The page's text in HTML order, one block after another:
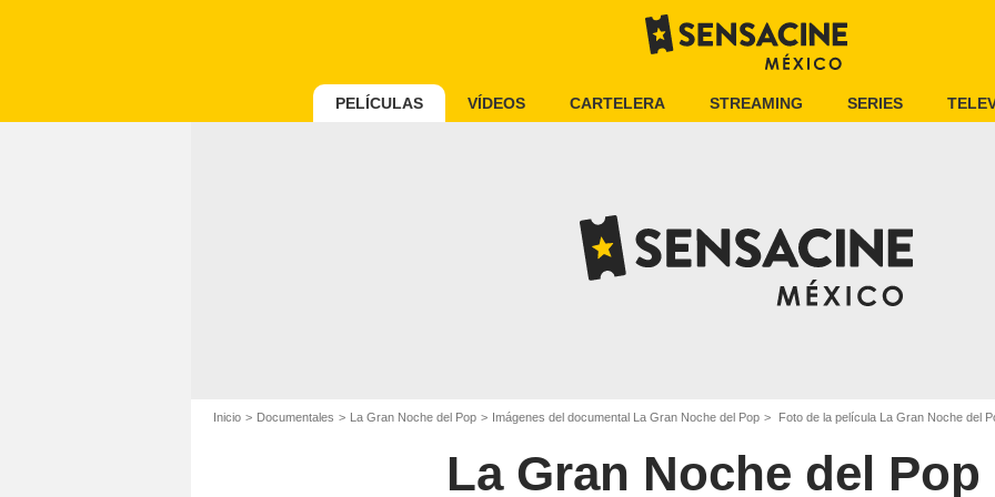
PELÍCULAS VÍDEOS CARTELERA STREAMING SERIES
Inicio Documentales La Gran Noche del Pop Imágenes del documental La Gran Noche del Pop Foto de la película La Gran Noche del
La Gran Noche del Pop